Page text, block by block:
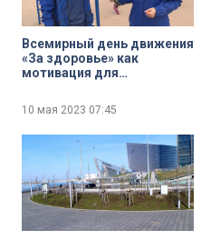
Всемирный день движения
«За здоровье» как
мотивация для
10 мая 2023 07:45